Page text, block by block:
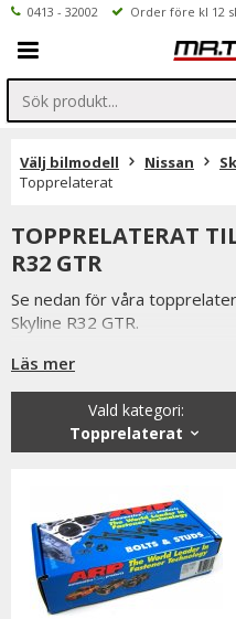
0413 - 32002 Order före kl 12
Välj bilmodell Nissan
Topprelaterat
TOPPRELATERAT
R32 GTR
Se nedan för våra
Skyline R32 GTR.
Produkter som toppbultar,
Är du tveksamt på vilken
välkommen att kontakta oss
Läs mer
Vald kategori:
Topprelaterat